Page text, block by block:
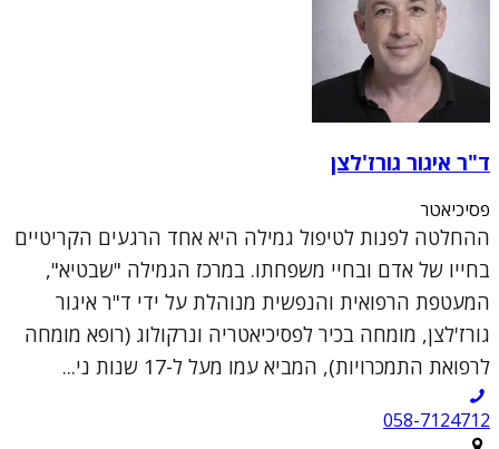
ד"ר איגור גורז'לצן
פסיכיאטר
ההחלטה לפנות לטיפול גמילה היא אחד הרגעים הקריטיים
בחייו של אדם ובחיי משפחתו. במרכז הגמילה "שבטיא",
המעטפת הרפואית והנפשית מנוהלת על ידי ד"ר איגור
גורז'לצן, מומחה בכיר לפסיכיאטריה ונרקולוג (רופא מומחה
לרפואת התמכרויות), המביא עמו מעל ל-17 שנות ני...
058-7124712